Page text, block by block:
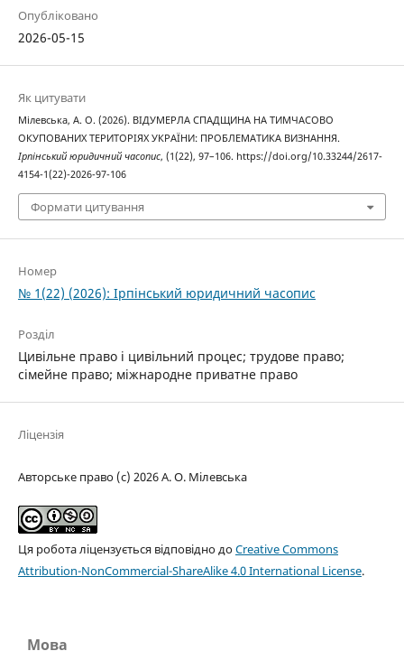
Опубліковано
2026-05-15
Як цитувати
Мілевська, А. О. (2026). ВІДУМЕРЛА СПАДЩИНА НА ТИМЧАСОВО
ОКУПОВАНИХ ТЕРИТОРІЯХ УКРАЇНИ: ПРОБЛЕМАТИКА ВИЗНАННЯ.
Ірпінський юридичний часопис, (1(22), 97–106. https://doi.org/10.33244/2617-
4154-1(22)-2026-97-106
Формати цитування
Номер
№ 1(22) (2026): Ірпінський юридичний часопис
Розділ
Цивільне право і цивільний процес; трудове право;
сімейне право; міжнародне приватне право
Ліцензія
Авторське право (c) 2026 А. О. Мілевська
Ця робота ліцензується відповідно доCreative Commons
Attribution-NonCommercial-ShareAlike 4.0 International License.
Мова